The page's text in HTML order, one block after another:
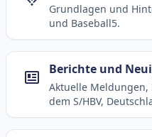
Grundlagen und
und Baseball5.
Berichte und
Aktuelle
dem S/HBV,